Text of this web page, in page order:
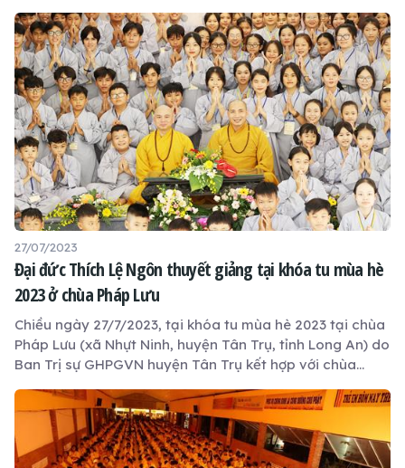
27/07/2023
Đại đức Thích Lệ Ngôn thuyết giảng tại khóa tu mùa hè
2023 ở chùa Pháp Lưu
Chiều ngày 27/7/2023, tại khóa tu mùa hè 2023 tại chùa
Pháp Lưu (xã Nhựt Ninh, huyện Tân Trụ, tỉnh Long An) do
Ban Trị sự GHPGVN huyện Tân Trụ kết hợp với chùa
Hoằng pháp Trung ương, Phó Trưởng ban Trị sự kiêm
Trưởng ban Hoằng pháp GHPGVN tỉnh Long An thuyết
giảng đề tài “nuôi lớn ước mơ”.